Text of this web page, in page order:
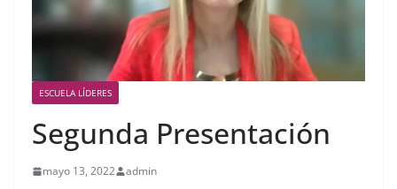
ESCUELA LÍDERES
Segunda Presentación
mayo 13, 2022 admin